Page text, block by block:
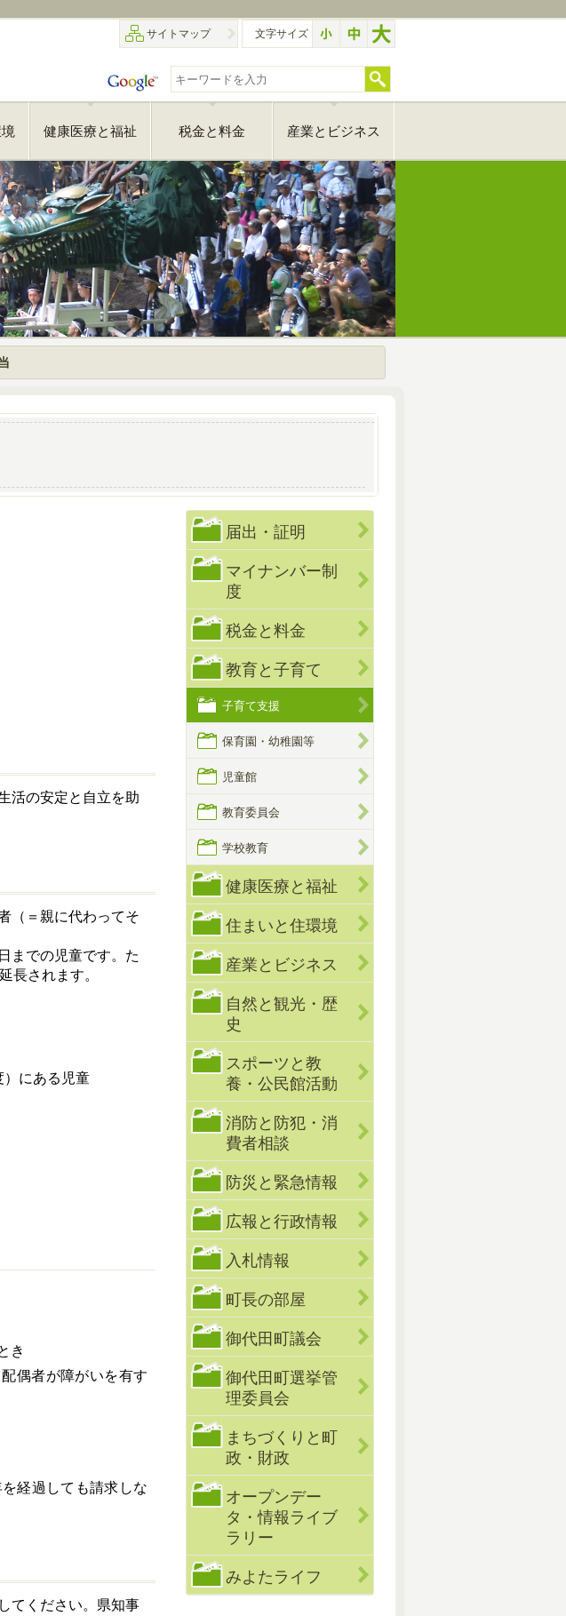
サイトマップ 文字サイズ
健康医療と福祉 税金と料金 産業とビジネス
活の安定と自立を助
（＝親に代わってそ
までの児童です。た
長されます。
）にある児童
き
偶者が障がいを有す
経過しても請求しな
てください。県知事
届出・証明
マイナンバー制
度
税金と料金
教育と子育て
子育て支援
保育園・幼稚園等
児童館
教育委員会
学校教育
健康医療と福祉
住まいと住環境
産業とビジネス
自然と観光・歴
史
スポーツと教
養・公民館活動
消防と防犯・消
費者相談
防災と緊急情報
広報と行政情報
入札情報
町長の部屋
御代田町議会
御代田町選挙管
理委員会
まちづくりと町
政・財政
オープンデー
タ・情報ライブ
ラリー
みよたライフ